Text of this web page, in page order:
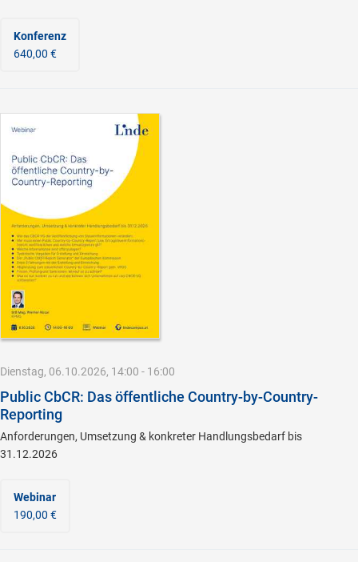
Konferenz
640,00 €
Dienstag, 06.10.2026, 14:00 - 16:00
Public CbCR: Das öffentliche Country-by-Country-
Reporting
Anforderungen, Umsetzung & konkreter Handlungsbedarf bis
31.12.2026
Webinar
190,00 €